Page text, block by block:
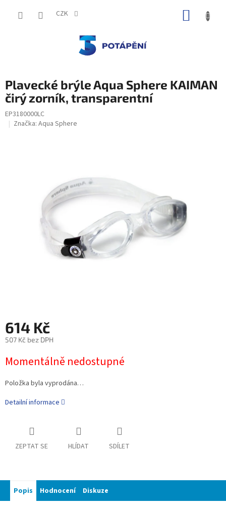
CZK
Plavecké brýle Aqua Sphere KAIMAN
čirý zorník, transparentní
EP3180000LC
Značka: Aqua Sphere
614 Kč
507 Kč bez DPH
Momentálně nedostupné
Položka byla vyprodána…
Detailní informace
ZEPTAT SE HLÍDAT SDÍLET
Popis Hodnocení Diskuze